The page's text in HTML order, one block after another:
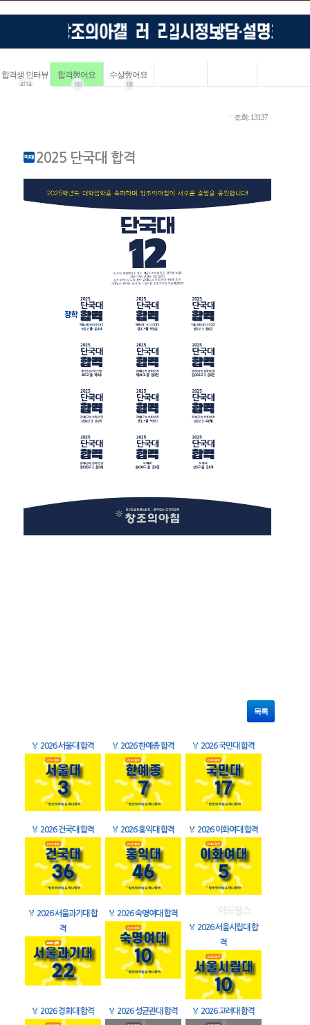
합격생 인터뷰
4114
합격했어요
183
수상했어요
68
ㆍ조회: 13137
2025 단국대 합격
목록
🏅 2026 서울대 합격 🏅 2026 한예종 합격 🏅 2026 국민대 합격
🏅 2026 건국대 합격 🏅 2026 홍익대 합격 🏅 2026 이화여대 합격
🏅 2026 서울과기대 합
격
🏅 2026 숙명여대 합격
🏅 2026 서울시립대 합
격
🏅 2026 경희대 합격 🏅 2026 성균관대 합격 🏅 2026 고려대 합격